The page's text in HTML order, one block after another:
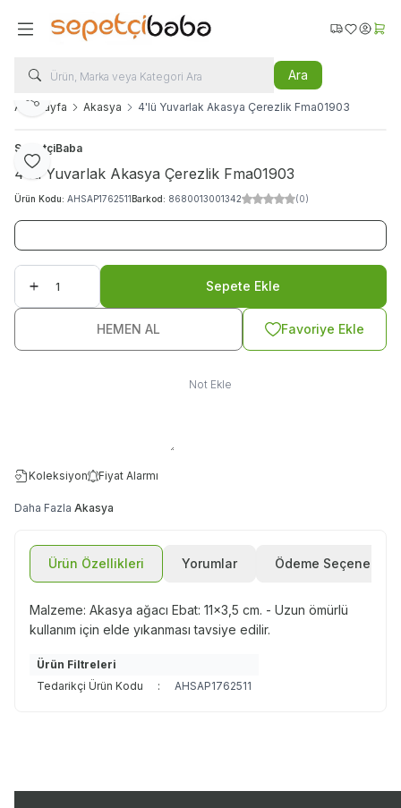
Ara
Favorilerim
Ana Sayfa Akasya 4'lü Yuvarlak Akasya Çerezlik Fma01903
Favoriye Ekle
Paylaş
SepetçiBaba
4'lü Yuvarlak Akasya Çerezlik Fma01903
Ürün Kodu: AHSAP1762511Barkod: 8680013001342 (0)
Sepete Ekle
HEMEN AL Favoriye Ekle
Not Ekle
Koleksiyon Fiyat Alarmı
Daha Fazla Akasya
Ürün Özellikleri Yorumlar Ödeme Seçenekleri
Malzeme: Akasya ağacı Ebat: 11x3,5 cm. - Uzun ömürlü
kullanım için elde yıkanması tavsiye edilir.
Ürün Filtreleri
Tedarikçi Ürün Kodu
: AHSAP1762511